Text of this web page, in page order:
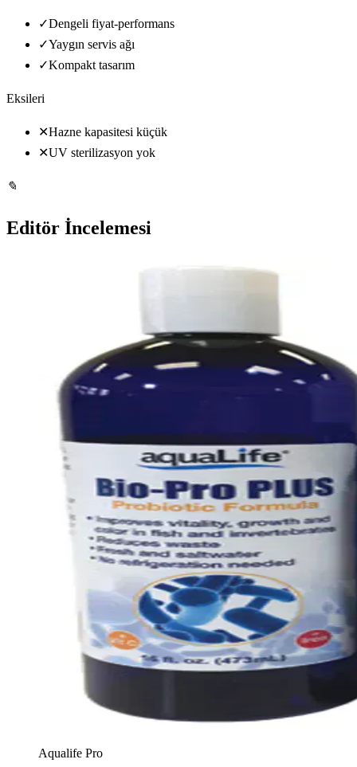
✓Dengeli fiyat-performans
✓Yaygın servis ağı
✓Kompakt tasarım
Eksileri
✕Hazne kapasitesi küçük
✕UV sterilizasyon yok
✎
Editör İncelemesi
Aqualife Pro